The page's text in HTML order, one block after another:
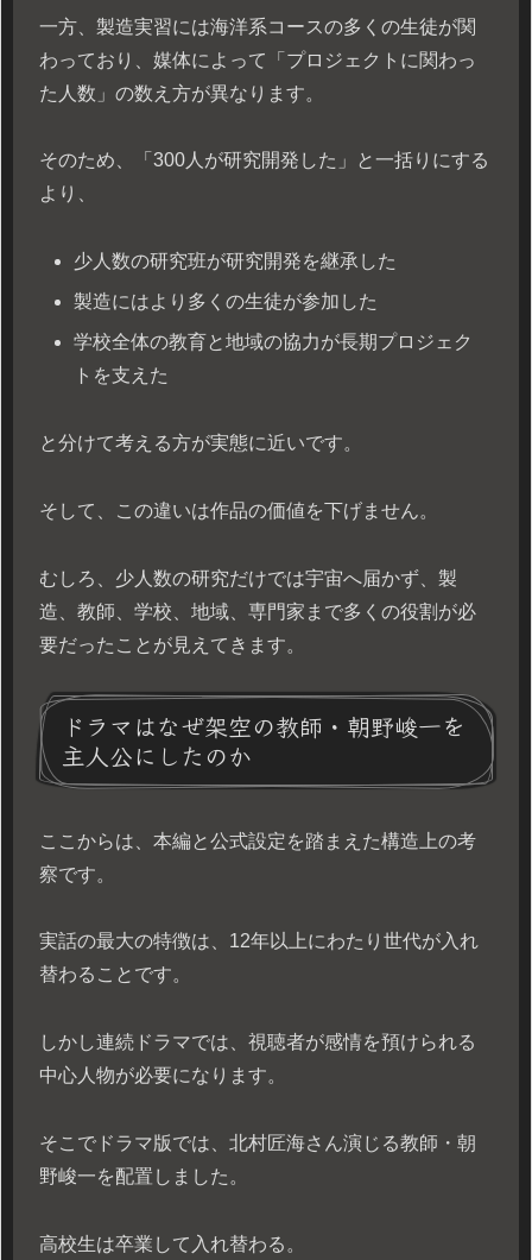
一方、製造実習には海洋系コースの多くの生徒が関
わっており、媒体によって「プロジェクトに関わっ
た人数」の数え方が異なります。
そのため、「300人が研究開発した」と一括りにする
より、
少人数の研究班が研究開発を継承した
製造にはより多くの生徒が参加した
学校全体の教育と地域の協力が長期プロジェク
トを支えた
と分けて考える方が実態に近いです。
そして、この違いは作品の価値を下げません。
むしろ、少人数の研究だけでは宇宙へ届かず、製
造、教師、学校、地域、専門家まで多くの役割が必
要だったことが見えてきます。
ドラマはなぜ架空の教師・朝野峻一を
主人公にしたのか
ここからは、本編と公式設定を踏まえた構造上の考
察です。
実話の最大の特徴は、12年以上にわたり世代が入れ
替わることです。
しかし連続ドラマでは、視聴者が感情を預けられる
中心人物が必要になります。
そこでドラマ版では、北村匠海さん演じる教師・朝
野峻一を配置しました。
高校生は卒業して入れ替わる。